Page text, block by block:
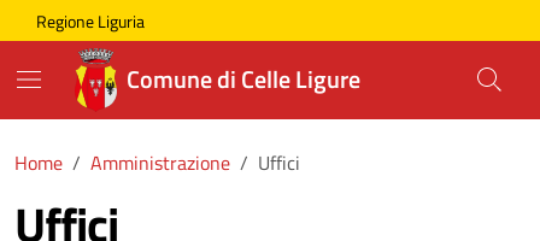
Skip to main content
Comune di Celle Ligure
Regione Liguria
Comune di Celle Ligure
Home Amministrazione Uffici
Uffici